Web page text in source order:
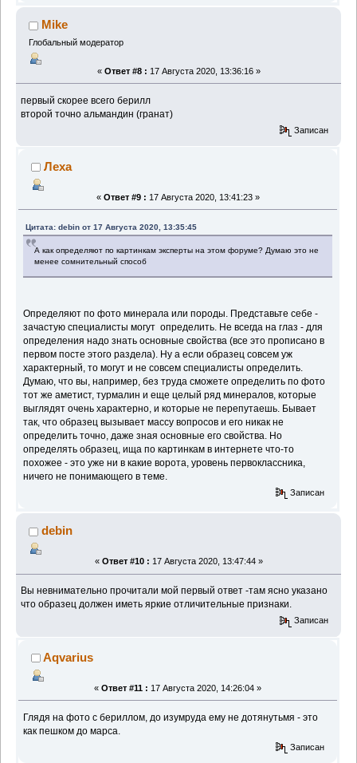
Mike
Глобальный модератор
« Ответ #8 : 17 Августа 2020, 13:36:16 »
первый скорее всего берилл
второй точно альмандин (гранат)
Записан
Леха
« Ответ #9 : 17 Августа 2020, 13:41:23 »
Цитата: debin от 17 Августа 2020, 13:35:45
А как определяют по картинкам эксперты на этом форуме? Думаю это не
менее сомнительный способ
Определяют по фото минерала или породы. Представьте себе -
зачастую специалисты могут определить. Не всегда на глаз - для
определения надо знать основные свойства (все это прописано в
первом посте этого раздела). Ну а если образец совсем уж
характерный, то могут и не совсем специалисты определить.
Думаю, что вы, например, без труда сможете определить по фото
тот же аметист, турмалин и еще целый ряд минералов, которые
выглядят очень характерно, и которые не перепутаешь. Бывает
так, что образец вызывает массу вопросов и его никак не
определить точно, даже зная основные его свойства. Но
определять образец, ища по картинкам в интернете что-то
похожее - это уже ни в какие ворота, уровень первоклассника,
ничего не понимающего в теме.
Записан
debin
« Ответ #10 : 17 Августа 2020, 13:47:44 »
Вы невнимательно прочитали мой первый ответ -там ясно указано
что образец должен иметь яркие отличительные признаки.
Записан
Aqvarius
« Ответ #11 : 17 Августа 2020, 14:26:04 »
Глядя на фото с бериллом, до изумруда ему не дотянутьмя - это
как пешком до марса.
Записан